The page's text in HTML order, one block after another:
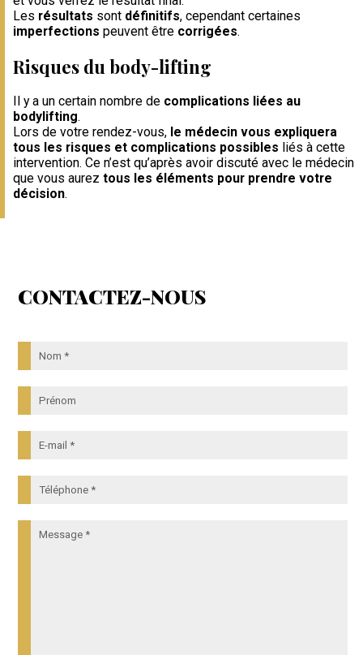
Les résultats sont définitifs, cependant certaines
imperfections peuvent être corrigées.
Risques du body-lifting
Il y a un certain nombre de complications liées au
bodylifting.
Lors de votre rendez-vous, le médecin vous expliquera
tous les risques et complications possibles liés à cette
intervention. Ce n’est qu’après avoir discuté avec le médecin
que vous aurez tous les éléments pour prendre votre
décision.
CONTACTEZ-NOUS